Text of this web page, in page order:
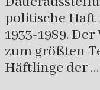
politische Haft
1933-1989.
zum größten
Häftlinge der …